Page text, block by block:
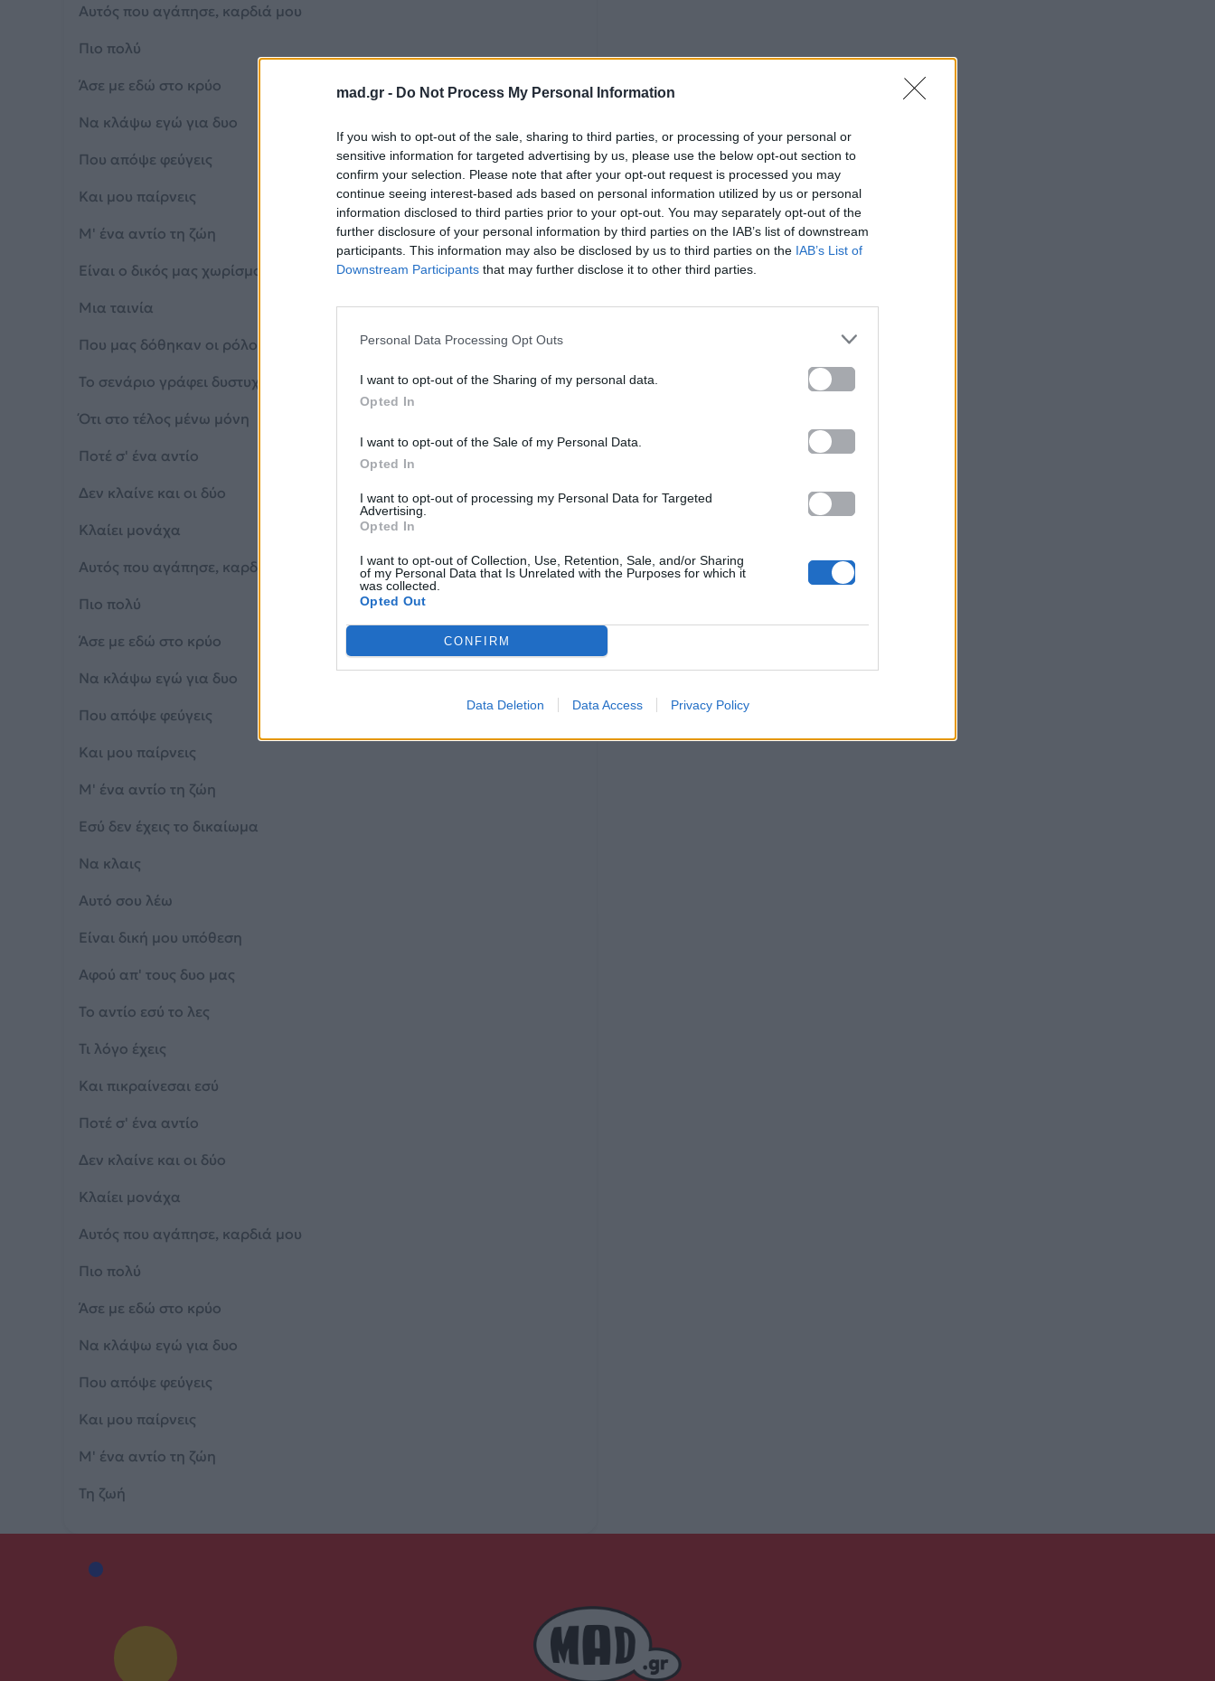
mad.gr - Do Not Process My Personal Information
If you wish to opt-out of the sale, sharing to third parties, or processing of your personal or
sensitive information for targeted advertising by us, please use the below opt-out section to
confirm your selection. Please note that after your opt-out request is processed you may
continue seeing interest-based ads based on personal information utilized by us or personal
information disclosed to third parties prior to your opt-out. You may separately opt-out of the
further disclosure of your personal information by third parties on the IAB’s list of downstream
participants. This information may also be disclosed by us to third parties on the IAB’s List of
Downstream Participants that may further disclose it to other third parties.
Personal Data Processing Opt Outs
I want to opt-out of the Sharing of my personal data.
Opted In
I want to opt-out of the Sale of my Personal Data.
Opted In
I want to opt-out of processing my Personal Data for Targeted
Advertising.
Opted In
I want to opt-out of Collection, Use, Retention, Sale, and/or Sharing
of my Personal Data that Is Unrelated with the Purposes for which it
was collected.
Opted Out
CONFIRM
Data Deletion Data Access Privacy Policy
Αυτός που αγάπησε, καρδιά μου
Πιο πολύ
Άσε με εδώ στο κρύο
Να κλάψω εγώ για δυο
Που απόψε φεύγεις
Και μου παίρνεις
Μ' ένα αντίο τη ζώη
Είναι ο δικός μας χωρίσμος
Μια ταινία
Που μας δόθηκαν οι ρόλοι
Το σενάριο γράφει δυστυχώς
Ότι στο τέλος μένω μόνη
Ποτέ σ' ένα αντίο
Δεν κλαίνε και οι δύο
Κλαίει μονάχα
Αυτός που αγάπησε, καρδιά μου
Πιο πολύ
Άσε με εδώ στο κρύο
Να κλάψω εγώ για δυο
Που απόψε φεύγεις
Και μου παίρνεις
Μ' ένα αντίο τη ζώη
Εσύ δεν έχεις το δικαίωμα
Να κλαις
Αυτό σου λέω
Είναι δική μου υπόθεση
Αφού απ' τους δυο μας
Το αντίο εσύ το λες
Τι λόγο έχεις
Και πικραίνεσαι εσύ
Ποτέ σ' ένα αντίο
Δεν κλαίνε και οι δύο
Κλαίει μονάχα
Αυτός που αγάπησε, καρδιά μου
Πιο πολύ
Άσε με εδώ στο κρύο
Να κλάψω εγώ για δυο
Που απόψε φεύγεις
Και μου παίρνεις
Μ' ένα αντίο τη ζώη
Τη ζωή